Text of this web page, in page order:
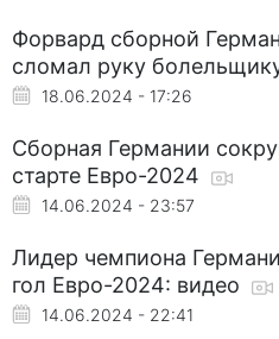
Форвард сборной
сломал руку
18.06.2024 - 17:26
Сборная Германии
старте Евро-2024
14.06.2024 - 23:57
Лидер чемпиона
гол Евро-2024: видео
14.06.2024 - 22:41